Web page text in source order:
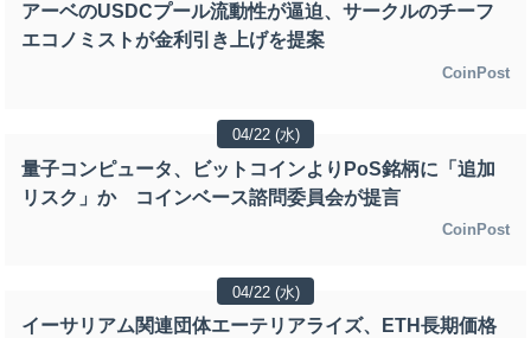
アーベのUSDCプール流動性が逼迫、サークルのチーフ
エコノミストが金利引き上げを提案
CoinPost
04/22 (水)
量子コンピュータ、ビットコインよりPoS銘柄に「追加
リスク」か コインベース諮問委員会が提言
CoinPost
04/22 (水)
イーサリアム関連団体エーテリアライズ、ETH長期価格